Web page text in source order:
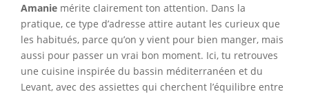
Amanie mérite clairement ton attention. Dans la
pratique, ce type d’adresse attire autant les curieux que
les habitués, parce qu’on y vient pour bien manger, mais
aussi pour passer un vrai bon moment. Ici, tu retrouves
une cuisine inspirée du bassin méditerranéen et du
Levant, avec des assiettes qui cherchent l’équilibre entre